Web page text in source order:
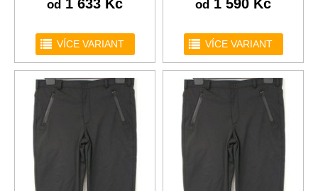
od 1 633 Kč
r VÍCE VARIANT
od 1 590 Kč
r VÍCE VARIANT